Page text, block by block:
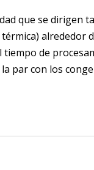
que se
de
par con los